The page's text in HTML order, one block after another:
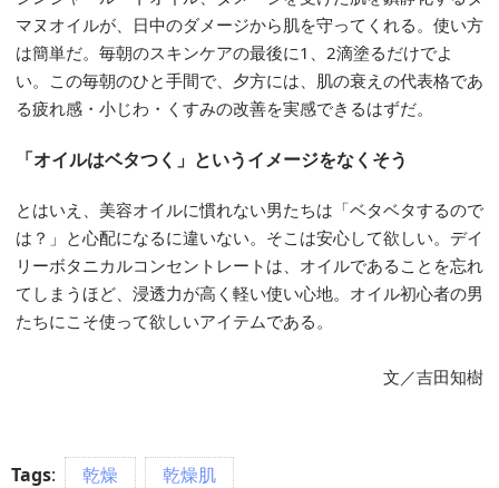
マヌオイルが、日中のダメージから肌を守ってくれる。使い方
は簡単だ。毎朝のスキンケアの最後に1、2滴塗るだけでよ
い。この毎朝のひと手間で、夕方には、肌の衰えの代表格であ
る疲れ感・小じわ・くすみの改善を実感できるはずだ。
「オイルはベタつく」というイメージをなくそう
とはいえ、美容オイルに慣れない男たちは「ベタベタするので
は？」と心配になるに違いない。そこは安心して欲しい。デイ
リーボタニカルコンセントレートは、オイルであることを忘れ
てしまうほど、浸透力が高く軽い使い心地。オイル初心者の男
たちにこそ使って欲しいアイテムである。
文／吉田知樹
Tags: 乾燥 乾燥肌